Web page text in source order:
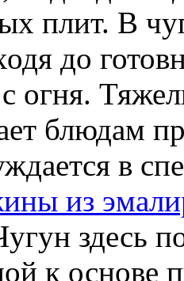
плит. В
до
огня.
блюдам
в
из
здесь
к основе